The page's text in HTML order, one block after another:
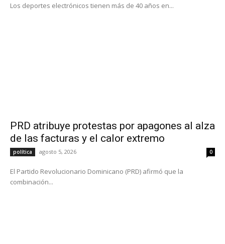
Los deportes electrónicos tienen más de 40 años en...
PRD atribuye protestas por apagones al alza
de las facturas y el calor extremo
política agosto 5, 2026 0
El Partido Revolucionario Dominicano (PRD) afirmó que la
combinación...